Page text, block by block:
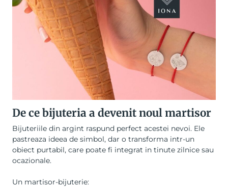
De ce bijuteria a devenit noul martisor
Bijuteriile din argint raspund perfect acestei nevoi. Ele
pastreaza ideea de simbol, dar o transforma intr-un
obiect purtabil, care poate fi integrat in tinute zilnice sau
ocazionale.
Un martisor-bijuterie: